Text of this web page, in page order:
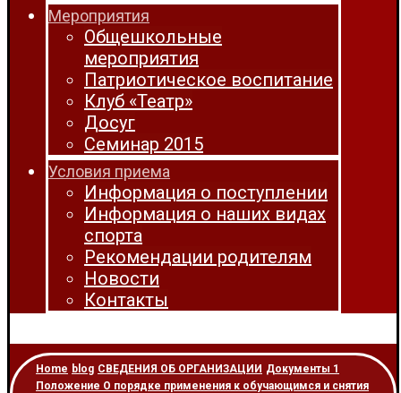
Мероприятия
Общешкольные
мероприятия
Патриотическое воспитание
Клуб «Театр»
Досуг
Семинар 2015
Условия приема
Информация о поступлении
Информация о наших видах
спорта
Рекомендации родителям
Новости
Контакты
Home blog СВЕДЕНИЯ ОБ ОРГАНИЗАЦИИ Документы 1
Положение О порядке применения к обучающимся и снятия